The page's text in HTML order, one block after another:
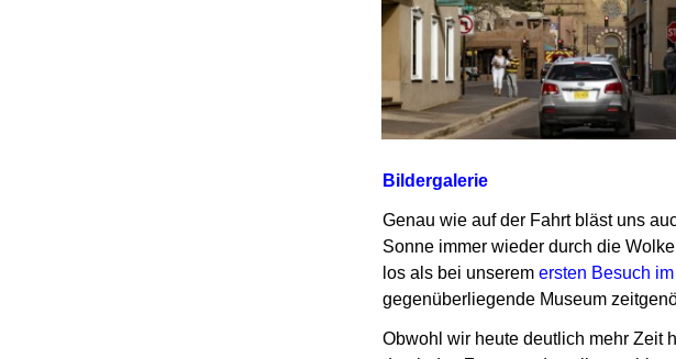
Bildergalerie
Genau wie auf der Fahrt bläst uns
Sonne immer wieder durch die
los als bei unseremersten Besuch
gegenüberliegende Museum
Obwohl wir heute deutlich mehr Zeit